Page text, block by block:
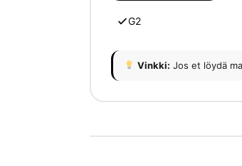
G2
Vinkki: Jos et löydä